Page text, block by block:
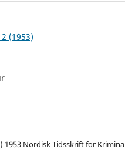
(1953)
1953 Nordisk Tidsskrift for